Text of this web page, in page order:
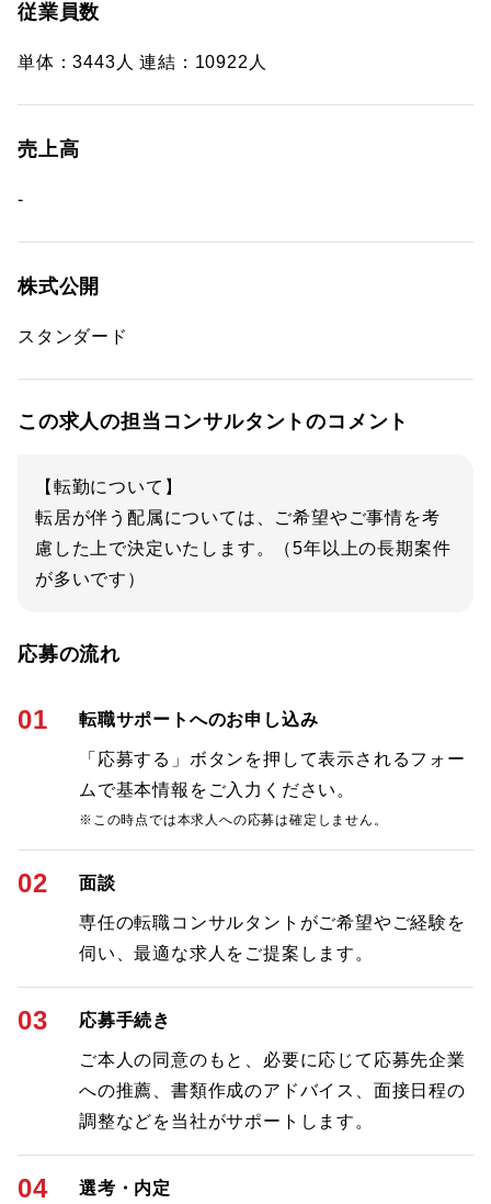
従業員数
単体：3443人 連結：10922人
売上高
-
株式公開
スタンダード
この求人の担当コンサルタントのコメント
【転勤について】
転居が伴う配属については、ご希望やご事情を考
慮した上で決定いたします。（5年以上の長期案件
が多いです）
応募の流れ
01 転職サポートへのお申し込み
「応募する」ボタンを押して表示されるフォー
ムで基本情報をご入力ください。
※この時点では本求人への応募は確定しません。
02 面談
専任の転職コンサルタントがご希望やご経験を
伺い、最適な求人をご提案します。
03 応募手続き
ご本人の同意のもと、必要に応じて応募先企業
への推薦、書類作成のアドバイス、面接日程の
調整などを当社がサポートします。
04 選考・内定